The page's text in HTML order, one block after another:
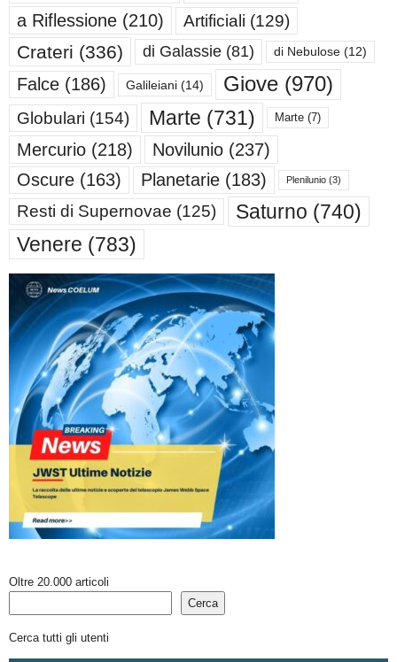
a Riflessione (210) Artificiali (129)
Crateri (336) di Galassie (81) di Nebulose (12)
Falce (186) Galileiani (14) Giove (970)
Globulari (154) Marte (731) Marte (7)
Mercurio (218) Novilunio (237)
Oscure (163) Planetarie (183) Plenilunio (3)
Resti di Supernovae (125) Saturno (740)
Venere (783)
Oltre 20.000 articoli
Cerca
Cerca tutti gli utenti